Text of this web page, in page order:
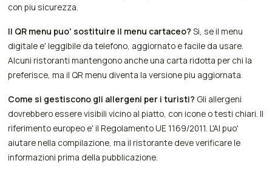
con piu sicurezza.
Il QR menu puo' sostituire il menu cartaceo? Si, se il menu
digitale e' leggibile da telefono, aggiornato e facile da usare.
Alcuni ristoranti mantengono anche una carta ridotta per chi la
preferisce, ma il QR menu diventa la versione piu aggiornata.
Come si gestiscono gli allergeni per i turisti? Gli allergeni
dovrebbero essere visibili vicino al piatto, con icone o testi chiari. Il
riferimento europeo e' il Regolamento UE 1169/2011. L'AI puo'
aiutare nella compilazione, ma il ristorante deve verificare le
informazioni prima della pubblicazione.